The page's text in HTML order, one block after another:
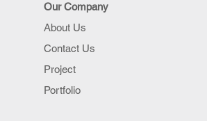
Our Company
About Us
Contact Us
Project
Portfolio